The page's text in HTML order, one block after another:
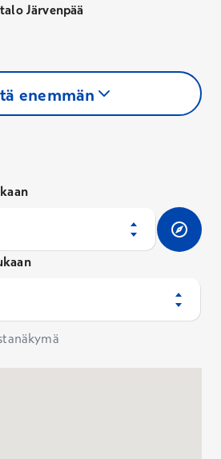
Järvenpää
enemmän